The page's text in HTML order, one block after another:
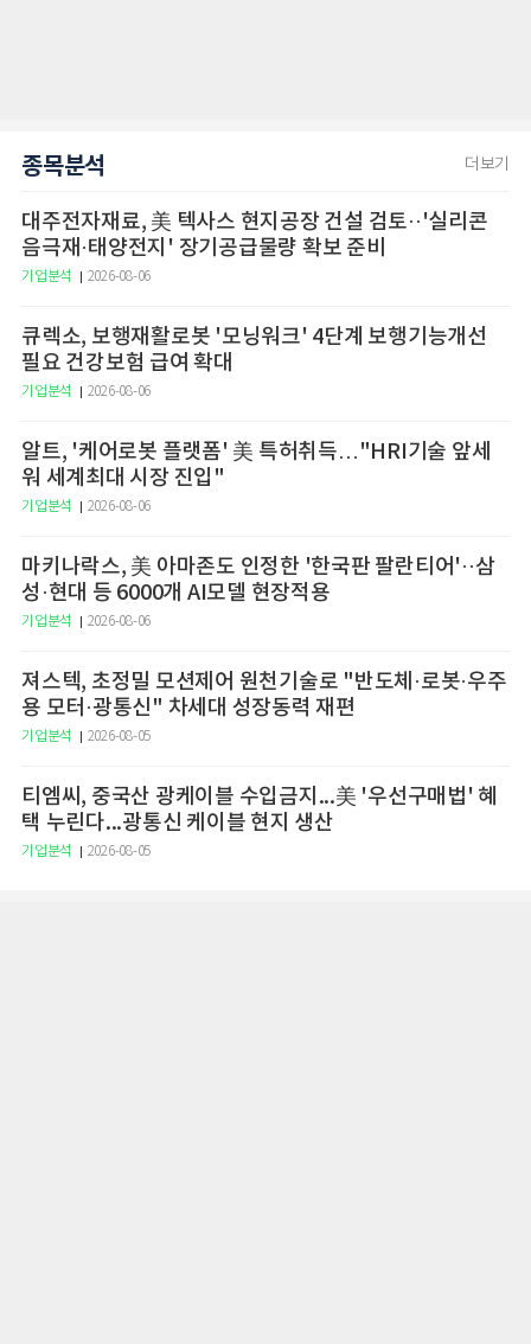
종목분석 더보기
대주전자재료, 美 텍사스 현지공장 건설 검토··'실리콘
음극재·태양전지' 장기공급물량 확보 준비
기업분석 2026-08-06
큐렉소, 보행재활로봇 '모닝워크' 4단계 보행기능개선
필요 건강보험 급여 확대
기업분석 2026-08-06
알트, '케어로봇 플랫폼' 美 특허취득…"HRI기술 앞세
워 세계최대 시장 진입"
기업분석 2026-08-06
마키나락스, 美 아마존도 인정한 '한국판 팔란티어'··삼
성·현대 등 6000개 AI모델 현장적용
기업분석 2026-08-06
져스텍, 초정밀 모션제어 원천기술로 "반도체·로봇·우주
용 모터·광통신" 차세대 성장동력 재편
기업분석 2026-08-05
티엠씨, 중국산 광케이블 수입금지...美 '우선구매법' 혜
택 누린다...광통신 케이블 현지 생산
기업분석 2026-08-05